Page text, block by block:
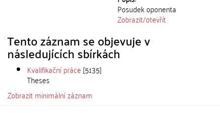
Posudek oponenta
Zobrazit/otevřít
Tento záznam se objevuje v
následujících sbírkách
Kvalifikační práce [5135]
Theses
Zobrazit minimální záznam